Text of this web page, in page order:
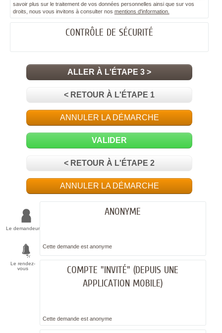
savoir plus sur le traitement de vos données personnelles ainsi que sur vos
droits, nous vous invitons à consulter nos mentions d'information.
CONTRÔLE DE SÉCURITÉ
ALLER À L'ÉTAPE 3 >
< RETOUR À L'ÉTAPE 1
ANNULER LA DÉMARCHE
VALIDER
< RETOUR À L'ÉTAPE 2
ANNULER LA DÉMARCHE
Le demandeur
Le rendez-
vous
ANONYME
Cette demande est anonyme
COMPTE "INVITÉ" (DEPUIS UNE
APPLICATION MOBILE)
Cette demande est anonyme